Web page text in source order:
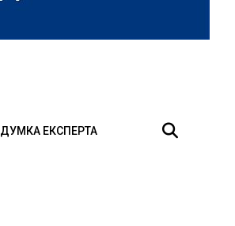
ДУМКА ЕКСПЕРТА